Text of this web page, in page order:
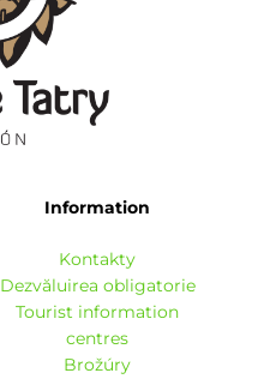
Information
Kontakty
Dezvăluirea obligatorie
Tourist information
centres
Brožúry